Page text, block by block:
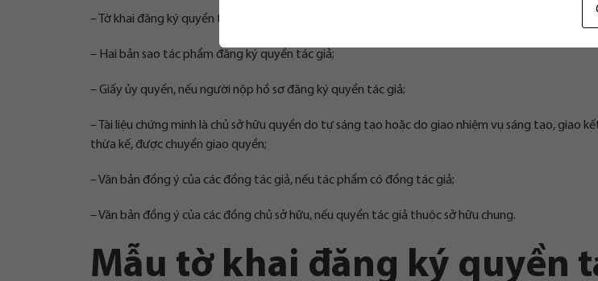
– Tờ khai đăng ký quyền tác giả đối với tác phẩm chữ viết hoặc ký tự khác;
– Hai bản sao tác phẩm đăng ký quyền tác giả;
– Giấy ủy quyền, nếu người nộp hồ sơ đăng ký quyền tác giả;
– Tài liệu chứng minh là chủ sở hữu quyền do tự sáng tạo hoặc do giao nhiệm vụ sáng tạo, giao
thừa kế, được chuyển giao quyền;
– Văn bản đồng ý của các đồng tác giả, nếu tác phẩm có đồng tác giả;
– Văn bản đồng ý của các đồng chủ sở hữu, nếu quyền tác giả thuộc sở hữu chung.
Mẫu tờ khai đăng ký quyền